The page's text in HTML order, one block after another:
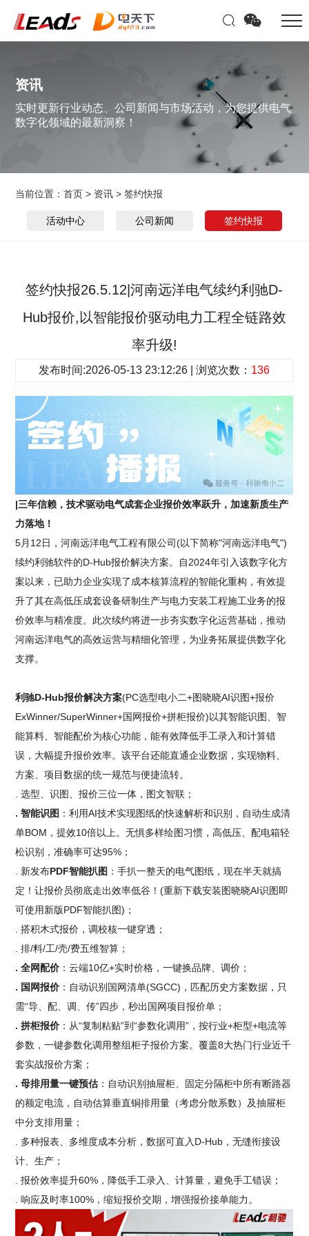
资讯
实时更新行业动态、公司新闻与市场活动，为您提供电气
数字化领域的最新洞察！
当前位置：首页 > 资讯 >签约快报
活动中心 公司新闻 签约快报
签约快报26.5.12|河南远洋电气续约利驰D-
Hub报价,以智能报价驱动电力工程全链路效
率升级!
发布时间:2026-05-13 23:12:26 | 浏览次数： 136
|三年信赖，技术驱动电气成套企业报价效率跃升，加速新质生产
力落地！
5月12日，河南远洋电气工程有限公司(以下简称"河南远洋电气")
续约利驰软件的D-Hub报价解决方案。自2024年引入该数字化方
案以来，已助力企业实现了成本核算流程的智能化重构，有效提
升了其在高低压成套设备研制生产与电力安装工程施工业务的报
价效率与精准度。此次续约将进一步夯实数字化运营基础，推动
河南远洋电气的高效运营与精细化管理，为业务拓展提供数字化
支撑。
利驰D-Hub报价解决方案(PC选型电小二+图晓晓AI识图+报价
ExWinner/SuperWinner+国网报价+拼柜报价)以其智能识图、智
能算料、智能配价为核心功能，能有效降低手工录入和计算错
误，大幅提升报价效率。该平台还能直通企业数据，实现物料、
方案、项目数据的统一规范与便捷流转。
. 选型、识图、报价三位一体，图文智联；
. 智能识图 ：利用AI技术实现图纸的快速解析和识别，自动生成清
单BOM，提效10倍以上。无惧多样绘图习惯，高低压、配电箱轻
松识别，准确率可达95%；
. 新发布PDF智能扒图 ：手扒一整天的电气图纸，现在半天就搞
定！让报价员彻底走出效率低谷！(重新下载安装图晓晓AI识图即
可使用新版PDF智能扒图)；
. 搭积木式报价，调校核一键穿透；
. 排/料/工/壳/费五维智算；
. 全网配价 ：云端10亿+实时价格，一键换品牌、调价；
. 国网报价 ：自动识别国网清单(SGCC)，匹配历史方案数据，只
需“导、配、调、传”四步，秒出国网项目报价单；
. 拼柜报价 ：从“复制粘贴”到“参数化调用”，按行业+柜型+电流等
参数，一键参数化调用整组柜子报价方案。覆盖8大热门行业近千
套实战报价方案；
. 母排用量一键预估 ：自动识别抽屉柜、固定分隔柜中所有断路器
的额定电流，自动估算垂直铜排用量（考虑分散系数）及抽屉柜
中分支排用量；
. 多种报表、多维度成本分析，数据可直入D-Hub，无缝衔接设
计、生产；
. 报价效率提升60%，降低手工录入、计算量，避免手工错误；
. 响应及时率100%，缩短报价交期，增强报价接单能力。